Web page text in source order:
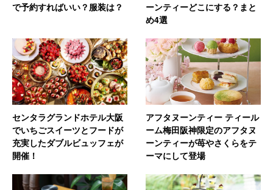
で予約すればいい？服装は？
ーンティーどこにする？まと
め4選
センタラグランドホテル大阪
でいちごスイーツとフードが
充実したダブルビュッフェが
開催！
アフタヌーンティー ティール
ーム梅田阪神限定のアフタヌ
ーンティーが苺やさくらをテ
ーマにして登場